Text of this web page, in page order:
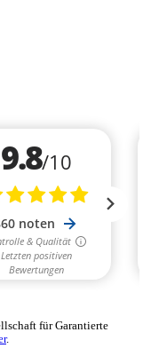
für Garantierte
.